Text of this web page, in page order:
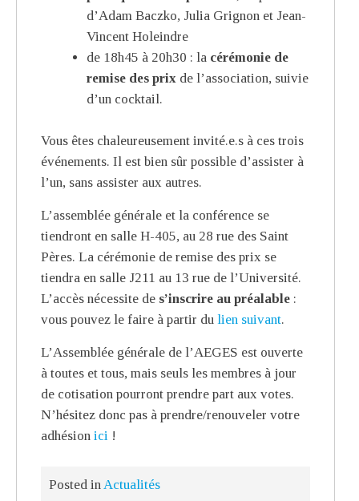
d’Adam Baczko, Julia Grignon et Jean-
Vincent Holeindre
de 18h45 à 20h30 : la cérémonie de
remise des prix de l’association, suivie
d’un cocktail.
Vous êtes chaleureusement invité.e.s à ces trois
événements. Il est bien sûr possible d’assister à
l’un, sans assister aux autres.
L’assemblée générale et la conférence se
tiendront en salle H-405, au 28 rue des Saint
Pères. La cérémonie de remise des prix se
tiendra en salle J211 au 13 rue de l’Université.
L’accès nécessite de s’inscrire au préalable :
vous pouvez le faire à partir du lien suivant.
L’Assemblée générale de l’AEGES est ouverte
à toutes et tous, mais seuls les membres à jour
de cotisation pourront prendre part aux votes.
N’hésitez donc pas à prendre/renouveler votre
adhésion ici !
Posted in Actualités